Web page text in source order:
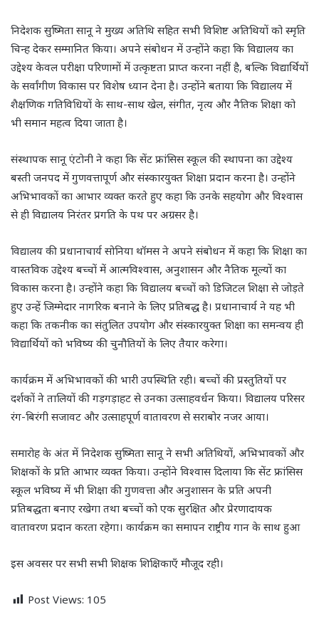
निदेशक सुष्मिता सानू ने मुख्य अतिथि सहित सभी विशिष्ट अतिथियों को स्मृति
चिन्ह देकर सम्मानित किया। अपने संबोधन में उन्होंने कहा कि विद्यालय का
उद्देश्य केवल परीक्षा परिणामों में उत्कृष्टता प्राप्त करना नहीं है, बल्कि विद्यार्थियों
के सर्वांगीण विकास पर विशेष ध्यान देना है। उन्होंने बताया कि विद्यालय में
शैक्षणिक गतिविधियों के साथ-साथ खेल, संगीत, नृत्य और नैतिक शिक्षा को
भी समान महत्व दिया जाता है।
संस्थापक सानू एंटोनी ने कहा कि सेंट फ्रांसिस स्कूल की स्थापना का उद्देश्य
बस्ती जनपद में गुणवत्तापूर्ण और संस्कारयुक्त शिक्षा प्रदान करना है। उन्होंने
अभिभावकों का आभार व्यक्त करते हुए कहा कि उनके सहयोग और विश्वास
से ही विद्यालय निरंतर प्रगति के पथ पर अग्रसर है।
विद्यालय की प्रधानाचार्य सोनिया थॉमस ने अपने संबोधन में कहा कि शिक्षा का
वास्तविक उद्देश्य बच्चों में आत्मविश्वास, अनुशासन और नैतिक मूल्यों का
विकास करना है। उन्होंने कहा कि विद्यालय बच्चों को डिजिटल शिक्षा से जोड़ते
हुए उन्हें जिम्मेदार नागरिक बनाने के लिए प्रतिबद्ध है। प्रधानाचार्य ने यह भी
कहा कि तकनीक का संतुलित उपयोग और संस्कारयुक्त शिक्षा का समन्वय ही
विद्यार्थियों को भविष्य की चुनौतियों के लिए तैयार करेगा।
कार्यक्रम में अभिभावकों की भारी उपस्थिति रही। बच्चों की प्रस्तुतियों पर
दर्शकों ने तालियों की गड़गड़ाहट से उनका उत्साहवर्धन किया। विद्यालय परिसर
रंग-बिरंगी सजावट और उत्साहपूर्ण वातावरण से सराबोर नजर आया।
समारोह के अंत में निदेशक सुष्मिता सानू ने सभी अतिथियों, अभिभावकों और
शिक्षकों के प्रति आभार व्यक्त किया। उन्होंने विश्वास दिलाया कि सेंट फ्रांसिस
स्कूल भविष्य में भी शिक्षा की गुणवत्ता और अनुशासन के प्रति अपनी
प्रतिबद्धता बनाए रखेगा तथा बच्चों को एक सुरक्षित और प्रेरणादायक
वातावरण प्रदान करता रहेगा। कार्यक्रम का समापन राष्ट्रीय गान के साथ हुआ
इस अवसर पर सभी सभी शिक्षक शिक्षिकाएँ मौजूद रही।
Post Views: 105